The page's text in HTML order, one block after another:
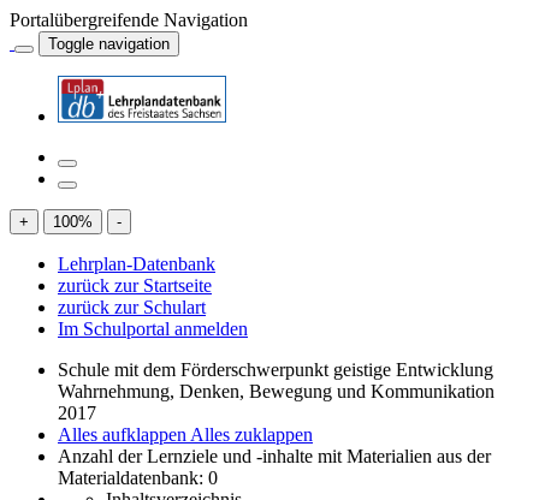
Portalübergreifende Navigation
Toggle navigation
+ 100% -
Lehrplan-Datenbank
zurück zur Startseite
zurück zur Schulart
Im Schulportal anmelden
Schule mit dem Förderschwerpunkt geistige Entwicklung
Wahrnehmung, Denken, Bewegung und Kommunikation
2017
Alles aufklappen Alles zuklappen
Anzahl der Lernziele und -inhalte mit Materialien aus der
Materialdatenbank: 0